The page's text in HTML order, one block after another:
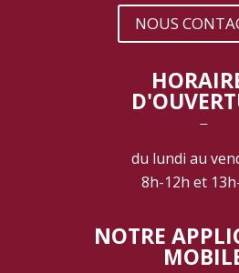
NOUS
‾
du lundi au
8h-12h et
NOTRE